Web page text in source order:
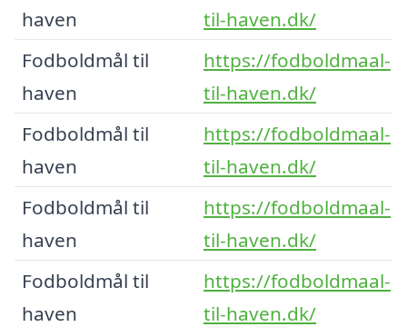
haven
til-haven.dk/
Fodboldmål til
haven
https://fodboldmaal-
til-haven.dk/
Fodboldmål til
haven
https://fodboldmaal-
til-haven.dk/
Fodboldmål til
haven
https://fodboldmaal-
til-haven.dk/
Fodboldmål til
haven
https://fodboldmaal-
til-haven.dk/